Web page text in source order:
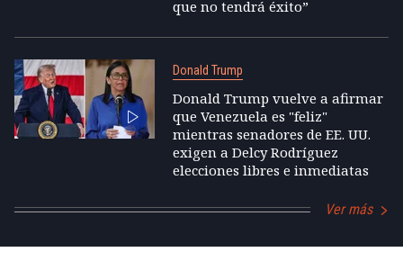
que no tendrá éxito”
Donald Trump
Donald Trump vuelve a afirmar
que Venezuela es "feliz"
mientras senadores de EE. UU.
exigen a Delcy Rodríguez
elecciones libres e inmediatas
Ver más